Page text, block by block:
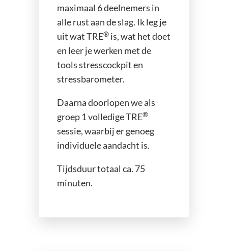
maximaal 6 deelnemers in
alle rust aan de slag. Ik leg je
uit wat TRE® is, wat het doet
en leer je werken met de
tools stresscockpit en
stressbarometer.
Daarna doorlopen we als
groep 1 volledige TRE®
sessie, waarbij er genoeg
individuele aandacht is.
Tijdsduur totaal ca. 75
minuten.